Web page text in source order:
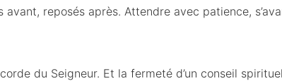
reposés après. Attendre avec patience,
du Seigneur. Et la fermeté d’un conseil